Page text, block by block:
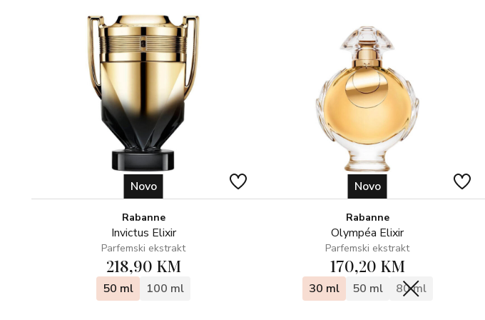
Novo
Rabanne
Invictus Elixir
Parfemski ekstrakt
218,90 KM
50 ml 100 ml
Novo
Rabanne
Olympéa Elixir
Parfemski ekstrakt
170,20 KM
30 ml 50 ml 80 ml